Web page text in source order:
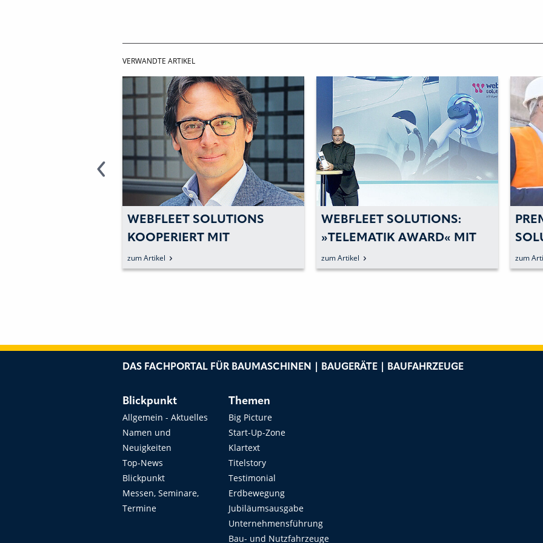
VERWANDTE ARTIKEL
WEBFLEET SOLUTIONS
KOOPERIERT MIT
MERCEDES-BENZ UND LYTX
zum Artikel
WEBFLEET SOLUTIONS:
»TELEMATIK AWARD« MIT
FLOTTEN-MANAGEMENT
FÜR ELEKTROFAHRZEUGE
zum Artikel
4.
zum
DAS FACHPORTAL FÜR BAUMASCHINEN | BAUGERÄTE | BAUFAHRZEUGE
Blickpunkt
Allgemein - Aktuelles
Namen und
Neuigkeiten
Top-News
Blickpunkt
Messen, Seminare,
Termine
Themen
Big Picture
Start-Up-Zone
Klartext
Titelstory
Testimonial
Erdbewegung
Jubiläumsausgabe
Unternehmensführung
Bau- und Nutzfahrzeuge